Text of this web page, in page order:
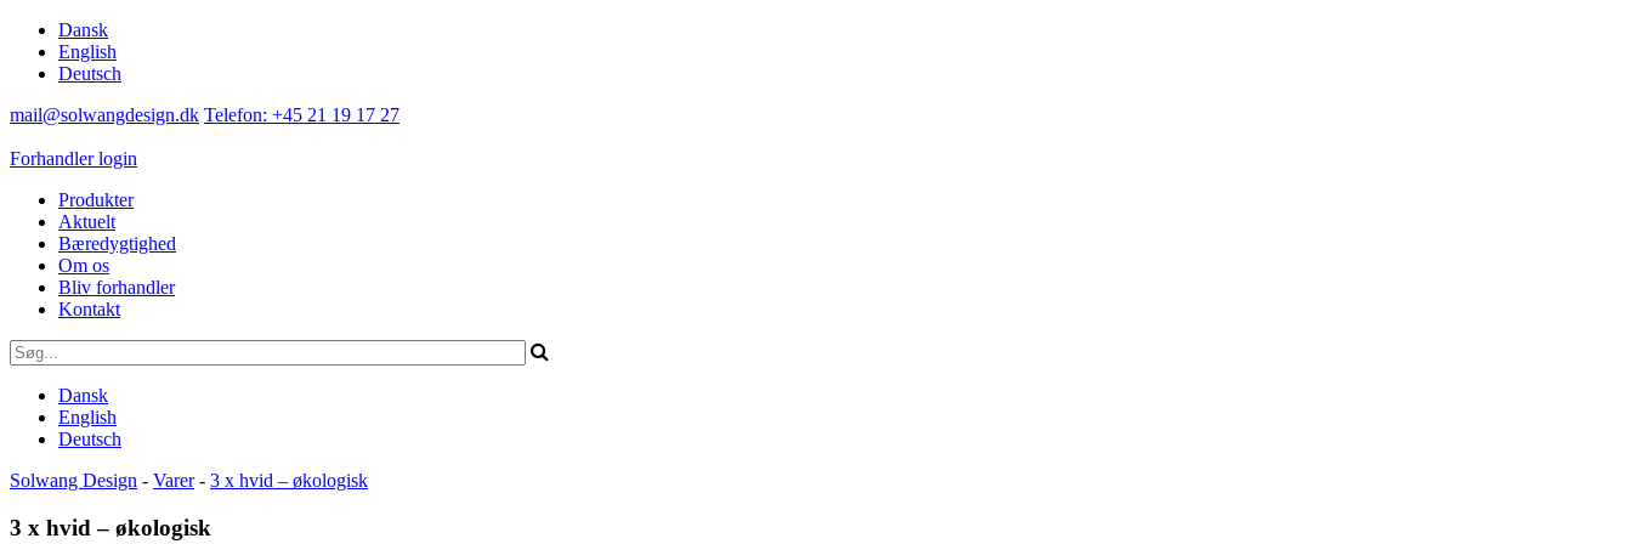
Dansk
English
Deutsch
mail@solwangdesign.dk Telefon: +45 21 19 17 27
Forhandler login
Produkter
Aktuelt
Bæredygtighed
Om os
Bliv forhandler
Kontakt
Dansk
English
Deutsch
Solwang Design - Varer- 3 x hvid – økologisk
3 x hvid – økologisk